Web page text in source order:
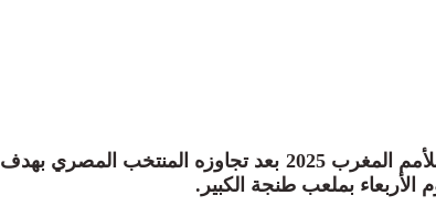
تأهل المنتخب السنغالي لنهائي كأس إفريقيا للأمم المغرب 2025 بعد تجاوزه المنتخب المصري بهدف
الأربعاء بملعب طنجة الكبير.